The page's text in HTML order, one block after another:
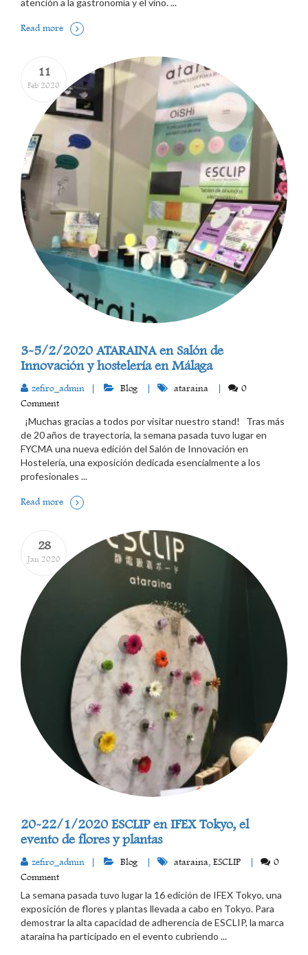
Read more
11
Feb 2020
3-5/2/2020 ATARAINA en Salón de
Innovación y hostelería en Málaga
zefiro_admin Blog ataraina
0
Comment
¡Muchas gracias a todos por visitar nuestro stand! Tras más
de 20 años de trayectoria, la semana pasada tuvo lugar en
FYCMA una nueva edición del Salón de Innovación en
Hostelería, una exposición dedicada esencialmente a los
profesionales ...
Read more
28
Jan 2020
20-22/1/2020 ESCLIP en IFEX Tokyo, el
evento de flores y plantas
zefiro_admin Blog ataraina, ESCLIP
0
Comment
La semana pasada tuvo lugar la 16 edición de IFEX Tokyo, una
exposición de flores y plantas llevada a cabo en Tokyo. Para
demostrar la alta capacidad de adherencia de ESCLIP, la marca
ataraina ha participado en el evento cubriendo ...